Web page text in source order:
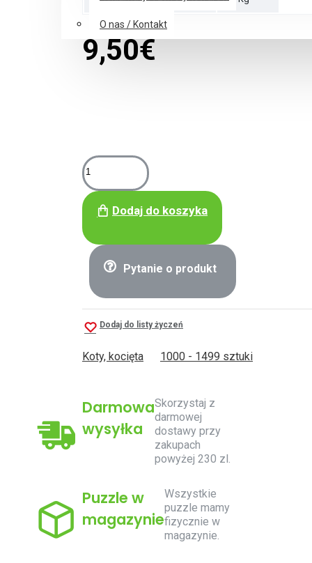
O nas / Kontakt
9,50€
Dodaj do koszyka
Pytanie o produkt
Dodaj do listy życzeń
Koty, kocięta 1000 - 1499 sztuki
Darmowa
wysyłka
Skorzystaj z
darmowej
dostawy przy
zakupach
powyżej 230 zl.
Puzzle w
magazynie
Wszystkie
puzzle mamy
fizycznie w
magazynie.